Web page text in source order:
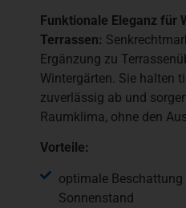
Funktionale Eleganz für
Terrassen:
Ergänzung zu
Wintergärten. Sie halten
zuverlässig ab und
Raumklima, ohne den
Vorteile:
optimale
Sonnenstand